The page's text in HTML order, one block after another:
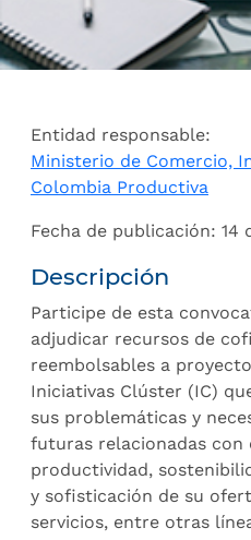
Entidad responsable:
Ministerio de Comercio,
Colombia Productiva
Fecha de publicación: 14
Descripción
Participe de esta
adjudicar recursos de
reembolsables a
Iniciativas Clúster (IC)
sus problemáticas y
futuras relacionadas con
productividad,
y sofisticación de su
servicios, entre otras